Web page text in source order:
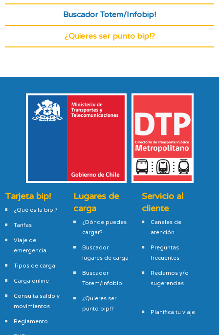
Buscador Totem/Infobip!
¿Quieres ser punto bip!?
Tarjeta bip!
¿Qué es la bip!?
Tarifas
Viaje de
emergencia
Tipos de carga
Carga online
Consulta saldo y
movimientos
Reglamento
Lugares de
carga
¿Dónde puedes
cargar?
Buscador
lugares de carga
Buscador
Totem/Infobip!
¿Quieres ser
punto bip!?
Servicio al
cliente
Canales de
atención
Preguntas
frecuentes
Reclamos y/o
sugerencias
Planifica tu viaje